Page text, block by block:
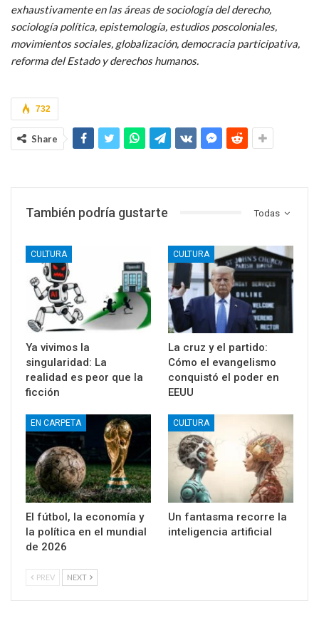
exhaustivamente en las áreas de sociología del derecho,
sociología política, epistemología, estudios poscoloniales,
movimientos sociales, globalización, democracia participativa,
reforma del Estado y derechos humanos.
732
Share
Todas
También podría gustarte
CULTURA
Ya vivimos la
singularidad: La
realidad es peor que la
ficción
CULTURA
La cruz y el partido:
Cómo el evangelismo
conquistó el poder en
EEUU
EN CARPETA
El fútbol, la economía y
la política en el mundial
de 2026
CULTURA
Un fantasma recorre la
inteligencia artificial
PREV NEXT